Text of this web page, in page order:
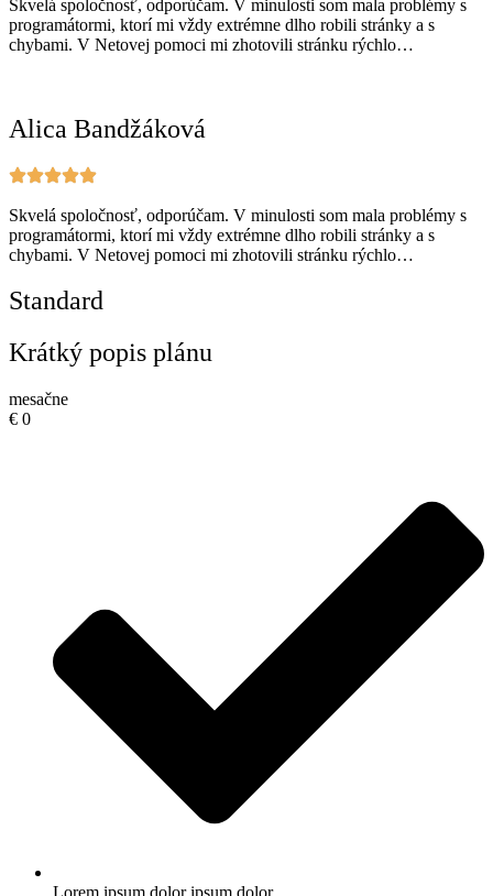
Skvelá spoločnosť, odporúčam. V minulosti som mala problémy s
programátormi, ktorí mi vždy extrémne dlho robili stránky a s
chybami. V Netovej pomoci mi zhotovili stránku rýchlo…
Alica Bandžáková
Skvelá spoločnosť, odporúčam. V minulosti som mala problémy s
programátormi, ktorí mi vždy extrémne dlho robili stránky a s
chybami. V Netovej pomoci mi zhotovili stránku rýchlo…
Standard
Krátký popis plánu
mesačne
€ 0